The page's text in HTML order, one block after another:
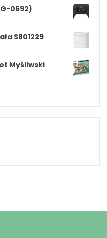
0692)
S801229
Myśliwski